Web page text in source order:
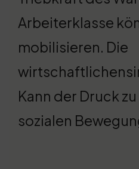
Arbeiterklasse
mobilisieren. Die
Kann der Druck
sozialen